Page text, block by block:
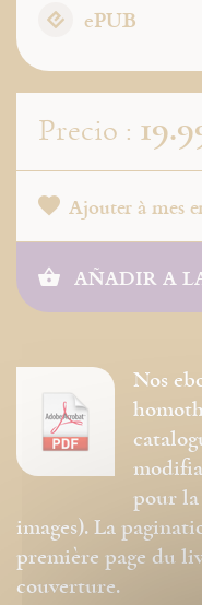
ePUB
Precio :
Ajouter à mes
AÑADIR A
Nos
pour
images). La
première page du
couverture.